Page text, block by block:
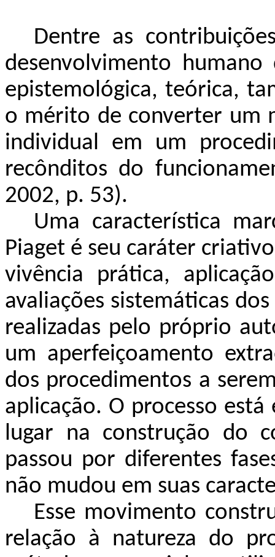
Dentre as
desenvolvimento humano
epistemológica, teórica,
o mérito de converter um
individual em um
recônditos do
2002, p. 53).
Uma característica
Piaget é seu caráter
vivência prática,
avaliações sistemáticas
realizadas pelo próprio
um aperfeiçoamento
dos procedimentos a
aplicação. O processo
lugar na construção do
passou por diferentes
não mudou em suas
Esse movimento
relação à natureza do